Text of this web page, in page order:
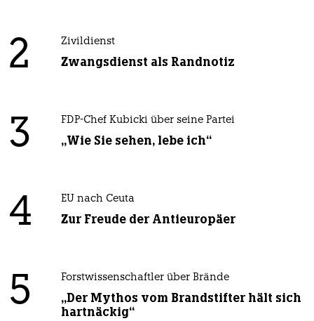
2 Zivildienst
Zwangsdienst als Randnotiz
3 FDP-Chef Kubicki über seine Partei
„Wie Sie sehen, lebe ich“
4 EU nach Ceuta
Zur Freude der Antieuropäer
5 Forstwissenschaftler über Brände
„Der Mythos vom Brandstifter hält sich
hartnäckig“